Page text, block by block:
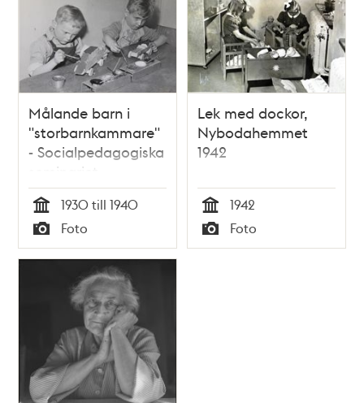
Målande barn i
"storbarnkammare"
- Socialpedagogiska
seminariet
Tid
1930 till 1940
Typ
Foto
Lek med dockor,
Nybodahemmet
1942
Tid
1942
Typ
Foto